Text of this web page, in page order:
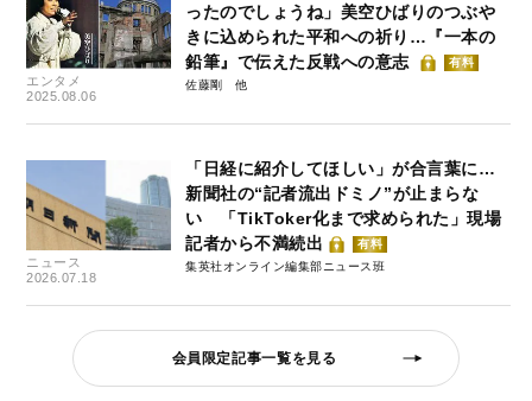
エンタメ
2025.08.06
ったのでしょうね」美空ひばりのつぶや
きに込められた平和への祈り…『一本の
鉛筆』で伝えた反戦への意志
有料
佐藤剛
ニュース
2026.07.18
「日経に紹介してほしい」が合言葉に…
新聞社の“記者流出ドミノ”が止まらな
い 「TikToker化まで求められた」現場
記者から不満続出
有料
集英社オンライン編集部ニュース班
会員限定記事一覧を見る